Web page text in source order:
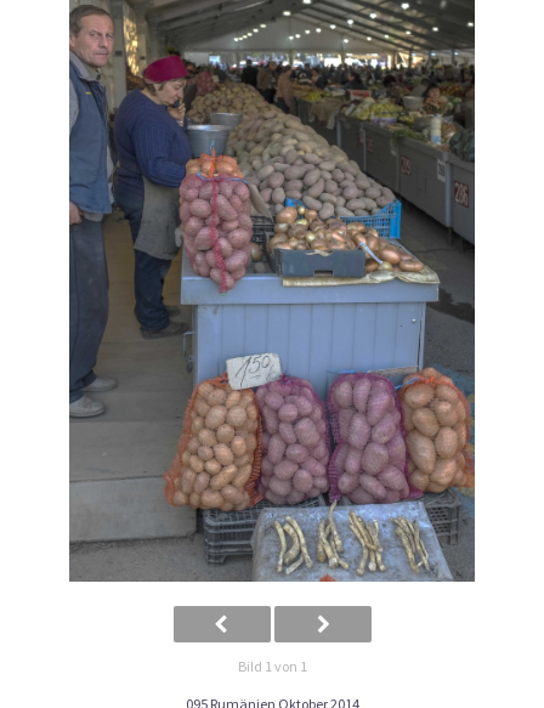
Bild 1 von 1
095 Rumänien Oktober 2014